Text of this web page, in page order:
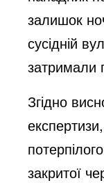
залишок
сусідній
затримали
Згідно
закритої